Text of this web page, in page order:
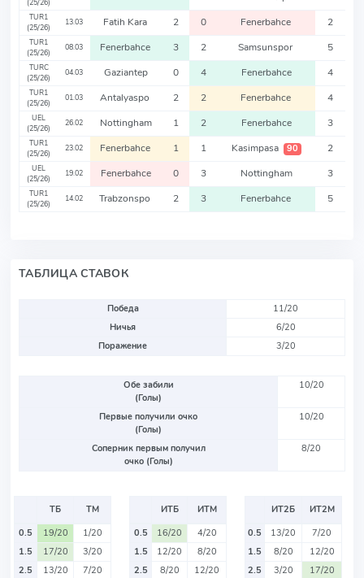
(25/26)
TUR1
(25/26)
13.03 Fatih Kara 2 0 Fenerbahce 2
TUR1
(25/26)
08.03 Fenerbahce 3 2 Samsunspor 5
TURC
(25/26)
04.03 Gaziantep 0 4 Fenerbahce 4
TUR1
(25/26)
01.03 Antalyaspo 2 2 Fenerbahce 4
UEL
(25/26)
26.02 Nottingham 1 2 Fenerbahce 3
TUR1
(25/26)
23.02 Fenerbahce 1 1 Kasimpasa 90 2
UEL
(25/26)
19.02 Fenerbahce 0 3 Nottingham 3
TUR1
(25/26)
14.02 Trabzonspo 2 3 Fenerbahce 5
ТАБЛИЦА СТАВОК
Победа
11/20
Ничья
6/20
Поражение
3/20
Обе забили
(Голы)
10/20
Первые получили очко
(Голы)
10/20
Соперник первым получил
очко (Голы)
8/20
ТБ
ТМ
0.5
19/20
1/20
1.5
17/20
3/20
2.5
13/20
7/20
ИТБ
ИТМ
0.5
16/20
4/20
1.5
12/20
8/20
2.5
8/20
12/20
ИТ2Б
ИТ2М
0.5
13/20
7/20
1.5
8/20
12/20
2.5
3/20
17/20